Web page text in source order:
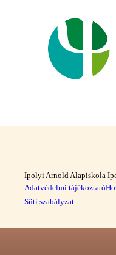
Ipolyi Arnold Alapiskola
Adatvédelmi tájékoztató
Süti szabályzat